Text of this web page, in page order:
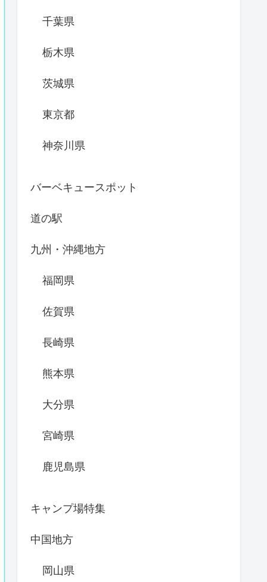
千葉県
栃木県
茨城県
東京都
神奈川県
バーベキュースポット
道の駅
九州・沖縄地方
福岡県
佐賀県
長崎県
熊本県
大分県
宮崎県
鹿児島県
キャンプ場特集
中国地方
岡山県